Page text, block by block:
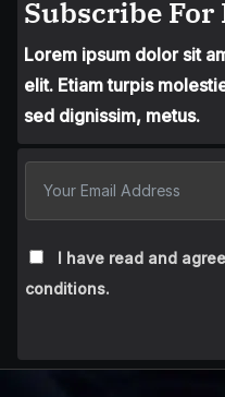
Subscribe For
Lorem ipsum dolor sit
elit. Etiam turpis
sed dignissim, metus.
I have read and
conditions.